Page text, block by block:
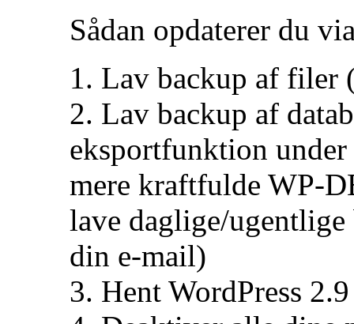
Sådan opdaterer du
1. Lav backup af filer
2. Lav backup af
eksportfunktion
mere kraftfulde WP-
lave daglige/
din e-mail)
3. Hent WordPress